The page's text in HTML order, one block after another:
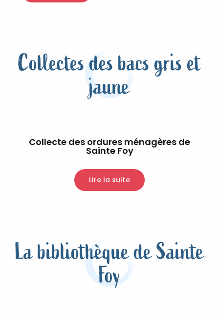
Collectes des bacs gris et
jaune
Collecte des ordures ménagères de
Sainte Foy
Lire la suite
La bibliothèque de Sainte
Foy